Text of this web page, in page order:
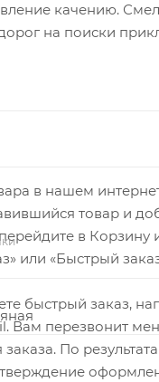
качению.
на поиски
в нашем
товар и
в Корзину
или «Быстрый
быстрый заказ,
Вам перезвонит
заказа. По